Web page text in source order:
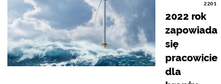
2201
2022 rok
zapowiada
się
pracowicie
dla